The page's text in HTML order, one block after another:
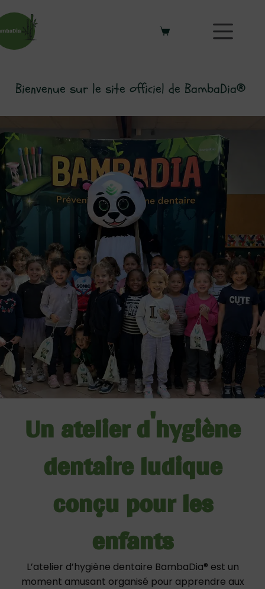
Bienvenue sur le site officiel de BambaDia®
Un atelier d'hygiène
dentaire ludique
conçu pour les
enfants
L’atelier d’hygiène dentaire BambaDia® est un
moment amusant organisé pour apprendre aux